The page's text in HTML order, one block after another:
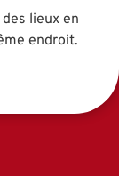
lieux en
endroit.